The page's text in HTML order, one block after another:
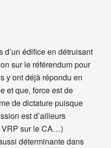
édifice en détruisant
sur le référendum pour
y ont déjà répondu en
et que, force est de
de dictature puisque
est d’ailleurs
VRP sur le CA…)
déterminante dans